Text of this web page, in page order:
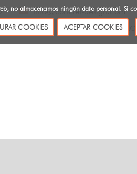
no almacenamos ningún dato personal. Si
COOKIES ACEPTAR COOKIES
info@concret-design.com
NOSOTROS CATÁLOGOS